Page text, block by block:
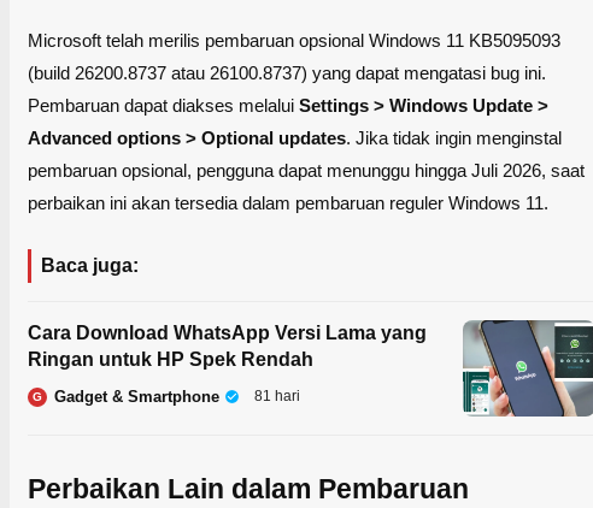
Microsoft telah merilis pembaruan opsional Windows 11 KB5095093
(build 26200.8737 atau 26100.8737) yang dapat mengatasi bug ini.
Pembaruan dapat diakses melalui Settings > Windows Update >
Advanced options > Optional updates. Jika tidak ingin menginstal
pembaruan opsional, pengguna dapat menunggu hingga Juli 2026, saat
perbaikan ini akan tersedia dalam pembaruan reguler Windows 11.
Baca juga:
Cara Download WhatsApp Versi Lama yang
Ringan untuk HP Spek Rendah
G Gadget & Smartphone 81 hari
Perbaikan Lain dalam Pembaruan